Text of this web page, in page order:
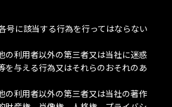
号に該当する行為を行ってはならない
の利用者以外の第三者又は当社に迷惑
を与える行為又はそれらのおそれのあ
の利用者以外の第三者又は当社の著作